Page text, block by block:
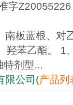
准字
南板蓝根、对
羟苯乙酯。 1
特剂型...
限公司 (产品列